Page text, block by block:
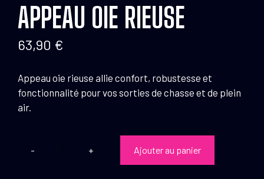
APPEAU OIE RIEUSE
63,90 €
Appeau oie rieuse allie confort, robustesse et
fonctionnalité pour vos sorties de chasse et de plein
air.
quantité
Ajouter au panier